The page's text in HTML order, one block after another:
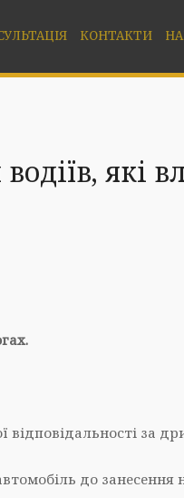
КОНТАКТИ
які
відповідальності за
до занесення